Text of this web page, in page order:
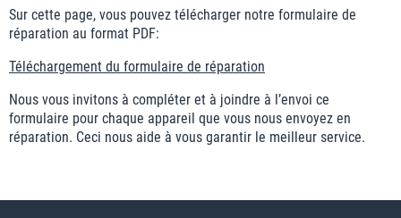
Sur cette page, vous pouvez télécharger notre formulaire de
réparation au format PDF:
Téléchargement du formulaire de réparation
Nous vous invitons à compléter et à joindre à l’envoi ce
formulaire pour chaque appareil que vous nous envoyez en
réparation. Ceci nous aide à vous garantir le meilleur service.